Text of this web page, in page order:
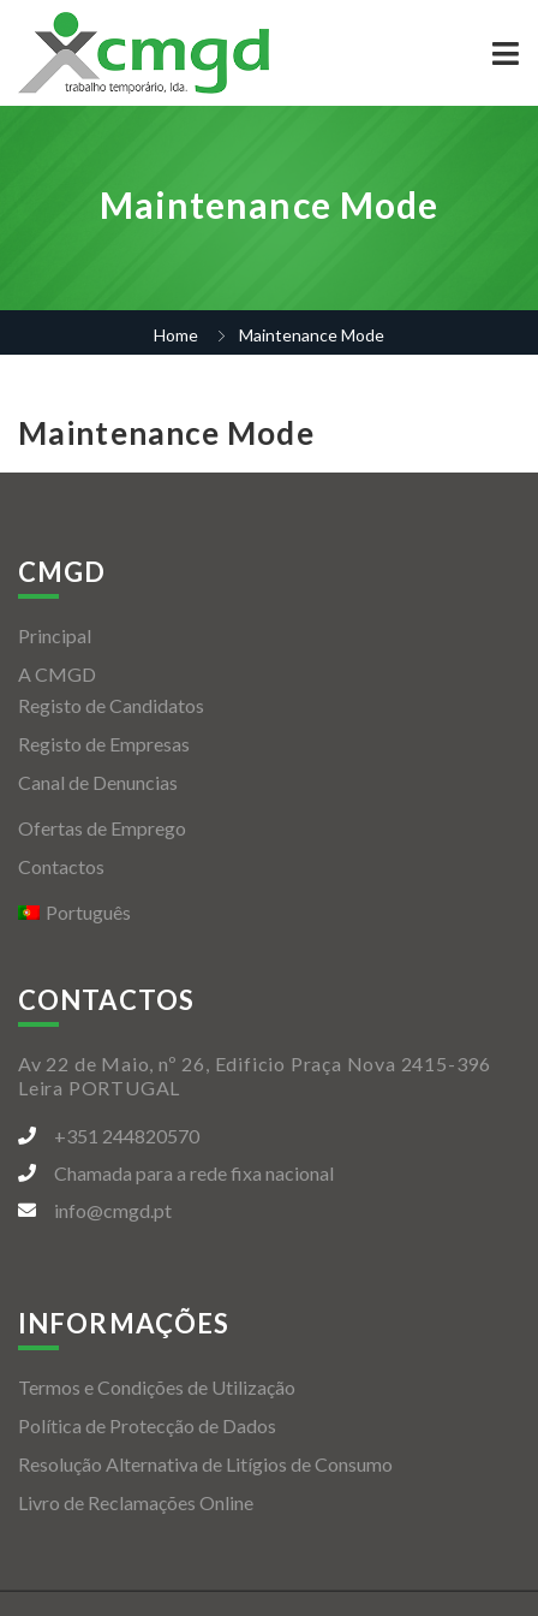
Maintenance Mode
Home Maintenance Mode
Maintenance Mode
CMGD
Principal
A CMGD
Registo de Candidatos
Registo de Empresas
Canal de Denuncias
Ofertas de Emprego
Contactos
Português
CONTACTOS
Av 22 de Maio, nº 26, Edificio Praça Nova 2415-396
Leira PORTUGAL
+351 244820570
Chamada para a rede fixa nacional
info@cmgd.pt
INFORMAÇÕES
Termos e Condições de Utilização
Política de Protecção de Dados
Resolução Alternativa de Litígios de Consumo
Livro de Reclamações Online